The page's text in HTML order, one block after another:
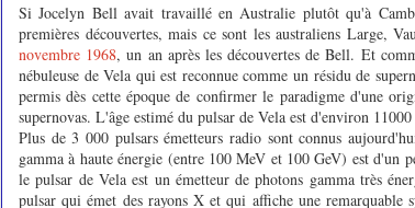
Si Jocelyn Bell avait travaillé en Australie plutôt qu'à
premières découvertes, mais ce sont les australiens Large,
novembre 1968, un an après les découvertes de Bell. Et
nébuleuse de Vela qui est reconnue comme un résidu de
permis dès cette époque de confirmer le paradigme d'une
supernovas. L'âge estimé du pulsar de Vela est d'environ 11000
Plus de 3 000 pulsars émetteurs radio sont connus
gamma à haute énergie (entre 100 MeV et 100 GeV) est d'un
le pulsar de Vela est un émetteur de photons gamma très
pulsar qui émet des rayons X et qui affiche une